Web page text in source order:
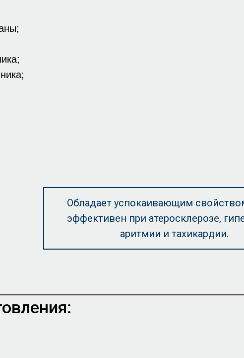
Обладает успокаивающим
эффективен при атеросклерозе,
аритмии и тахикардии.